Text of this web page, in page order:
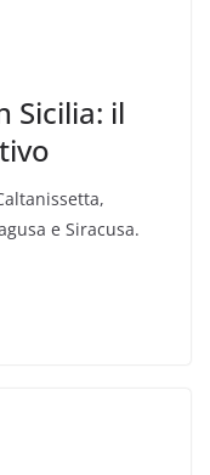
Sicilia: il
e Siracusa.